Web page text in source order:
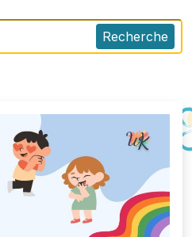
Recherche